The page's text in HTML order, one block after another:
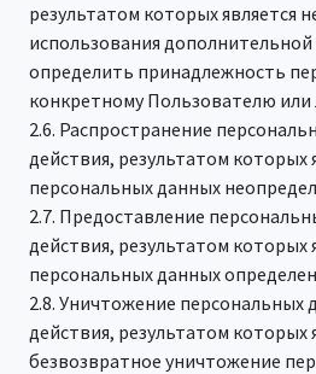
результатом которых является
использования
определить принадлежность
конкретному Пользователю или
2.6. Распространение
действия, результатом которых
персональных данных
2.7. Предоставление
действия, результатом которых
персональных данных
2.8. Уничтожение персональных
действия, результатом которых
безвозвратное уничтожение